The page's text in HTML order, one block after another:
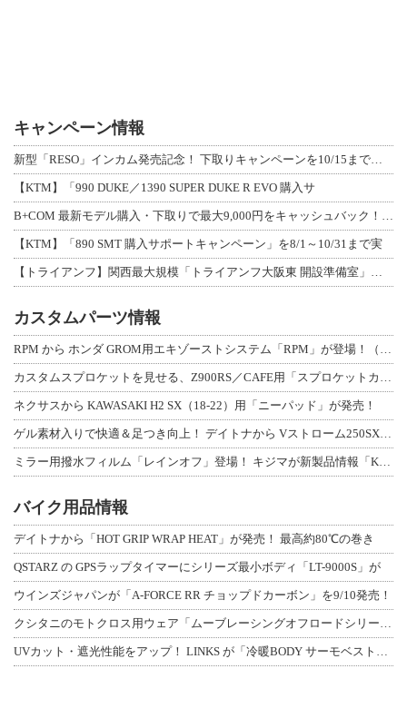
キャンペーン情報
新型「RESO」インカム発売記念！ 下取りキャンペーンを10/15まで延長して開
【KTM】「990 DUKE／1390 SUPER DUKE R EVO 購入サ
B+COM 最新モデル購入・下取りで最大9,000円をキャッシュバック！「B+F
【KTM】「890 SMT 購入サポートキャンペーン」を8/1～10/31まで実
【トライアンフ】関西最大規模「トライアンフ大阪東 開設準備室」がオープン！ 限定
カスタムパーツ情報
RPM から ホンダ GROM用エキゾーストシステム「RPM」が登場！（動画あり
カスタムスプロケットを見せる、Z900RS／CAFE用「スプロケットカバーフルキ
ネクサスから KAWASAKI H2 SX（18-22）用「ニーパッド」が発売！
ゲル素材入りで快適＆足つき向上！ デイトナから Vストローム250SX用「快適ロ
ミラー用撥水フィルム「レインオフ」登場！ キジマが新製品情報「KIJIMA NE
バイク用品情報
デイトナから「HOT GRIP WRAP HEAT」が発売！ 最高約80℃の巻き
QSTARZ の GPSラップタイマーにシリーズ最小ボディ「LT-9000S」が
ウインズジャパンが「A-FORCE RR チョップドカーボン」を9/10発売！
クシタニのモトクロス用ウェア「ムーブレーシングオフロードシリーズ」3アイテムが登
UVカット・遮光性能をアップ！ LINKS が「冷暖BODY サーモベスト」改良